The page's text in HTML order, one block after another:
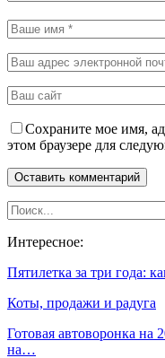
Сохраните мое имя,
этом браузере для
Интересное:
Пятилетка за три года:
Коты, продажи и радуга
Готовая автоворонка на
на…